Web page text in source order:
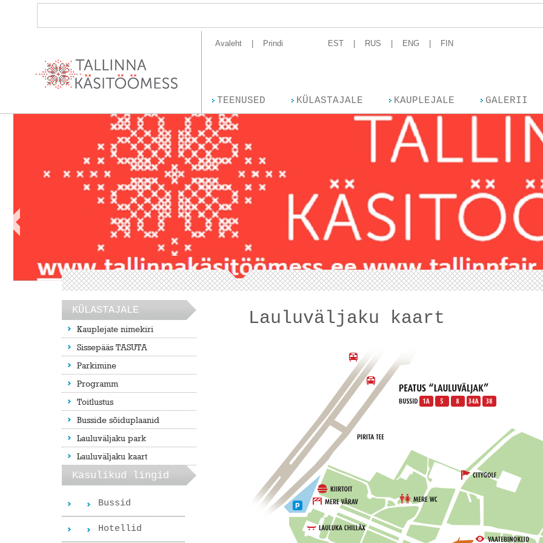
Avaleht Prindi EST RUS ENG FIN
TEENUSED KÜLASTAJALE KAUPLEJALE GALERII
KÜLASTAJALE
Kauplejate nimekiri
Sissepääs TASUTA
Parkimine
Programm
Toitlustus
Busside sõiduplaanid
Lauluväljaku park
Lauluväljaku kaart
Kasulikud lingid
Bussid
Hotellid
Lauluväljaku kaart